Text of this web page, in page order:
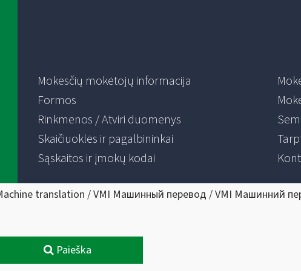
Mokesčių mokėtojų informacija
Formos
Rinkmenos / Atviri duomenys
Skaičiuoklės ir pagalbininkai
Sąskaitos ir įmokų kodai
translation / VMI Машинный перевод / VMI Машинний
Paieška